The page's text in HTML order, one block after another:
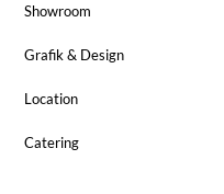
Showroom
Grafik & Design
Location
Catering